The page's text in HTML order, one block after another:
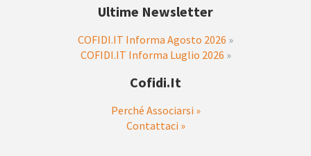
Ultime Newsletter
COFIDI.IT Informa Agosto 2026 »
COFIDI.IT Informa Luglio 2026 »
Cofidi.it
Perché Associarsi »
Contattaci »